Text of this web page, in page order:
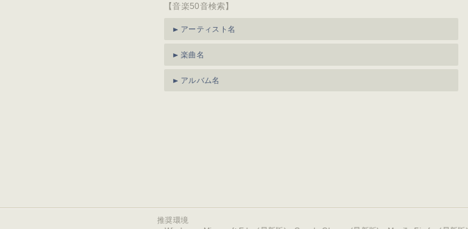
【音楽50音検索】
アーティスト名
楽曲名
アルバム名
推奨環境